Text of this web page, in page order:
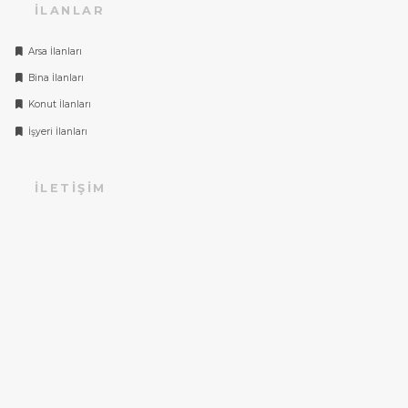
İLANLAR
Arsa İlanları
Bina İlanları
Konut İlanları
İşyeri İlanları
İLETIŞIM